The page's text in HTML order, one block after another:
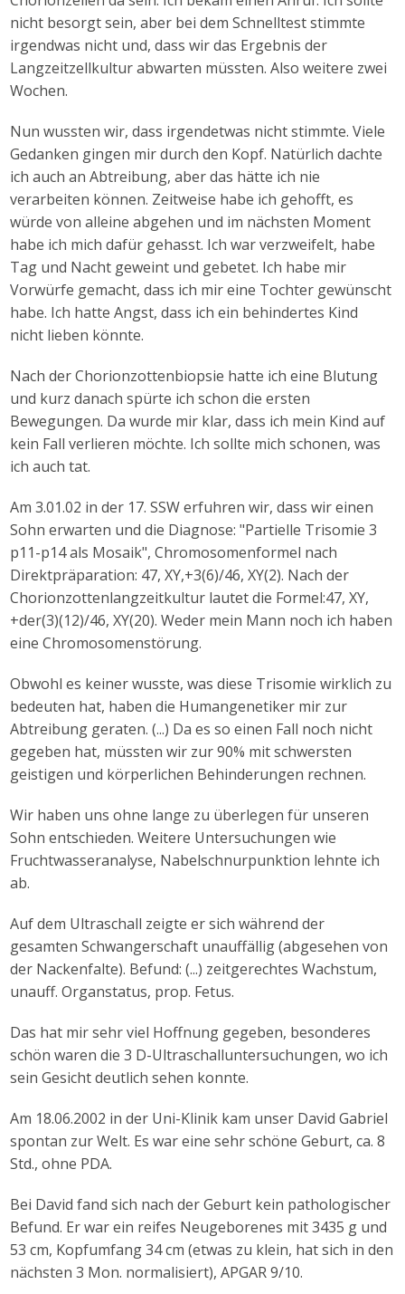
nicht besorgt sein, aber bei dem Schnelltest stimmte
irgendwas nicht und, dass wir das Ergebnis der
Langzeitzellkultur abwarten müssten. Also weitere zwei
Wochen.
Nun wussten wir, dass irgendetwas nicht stimmte. Viele
Gedanken gingen mir durch den Kopf. Natürlich dachte
ich auch an Abtreibung, aber das hätte ich nie
verarbeiten können. Zeitweise habe ich gehofft, es
würde von alleine abgehen und im nächsten Moment
habe ich mich dafür gehasst. Ich war verzweifelt, habe
Tag und Nacht geweint und gebetet. Ich habe mir
Vorwürfe gemacht, dass ich mir eine Tochter gewünscht
habe. Ich hatte Angst, dass ich ein behindertes Kind
nicht lieben könnte.
Nach der Chorionzottenbiopsie hatte ich eine Blutung
und kurz danach spürte ich schon die ersten
Bewegungen. Da wurde mir klar, dass ich mein Kind auf
kein Fall verlieren möchte. Ich sollte mich schonen, was
ich auch tat.
Am 3.01.02 in der 17. SSW erfuhren wir, dass wir einen
Sohn erwarten und die Diagnose: "Partielle Trisomie 3
p11-p14 als Mosaik", Chromosomenformel nach
Direktpräparation: 47, XY,+3(6)/46, XY(2). Nach der
Chorionzottenlangzeitkultur lautet die Formel:47, XY,
+der(3)(12)/46, XY(20). Weder mein Mann noch ich haben
eine Chromosomenstörung.
Obwohl es keiner wusste, was diese Trisomie wirklich zu
bedeuten hat, haben die Humangenetiker mir zur
Abtreibung geraten. (...) Da es so einen Fall noch nicht
gegeben hat, müssten wir zur 90% mit schwersten
geistigen und körperlichen Behinderungen rechnen.
Wir haben uns ohne lange zu überlegen für unseren
Sohn entschieden. Weitere Untersuchungen wie
Fruchtwasseranalyse, Nabelschnurpunktion lehnte ich
ab.
Auf dem Ultraschall zeigte er sich während der
gesamten Schwangerschaft unauffällig (abgesehen von
der Nackenfalte). Befund: (...) zeitgerechtes Wachstum,
unauff. Organstatus, prop. Fetus.
Das hat mir sehr viel Hoffnung gegeben, besonderes
schön waren die 3 D-Ultraschalluntersuchungen, wo ich
sein Gesicht deutlich sehen konnte.
Am 18.06.2002 in der Uni-Klinik kam unser David Gabriel
spontan zur Welt. Es war eine sehr schöne Geburt, ca. 8
Std., ohne PDA.
Bei David fand sich nach der Geburt kein pathologischer
Befund. Er war ein reifes Neugeborenes mit 3435 g und
53 cm, Kopfumfang 34 cm (etwas zu klein, hat sich in den
nächsten 3 Mon. normalisiert), APGAR 9/10.